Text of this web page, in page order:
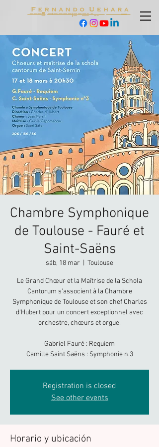
Chambre Symphonique
de Toulouse - Fauré et
Saint-Saëns
sáb, 18 mar Toulouse
Le Grand Chœur et la Maîtrise de la Schola
Cantorum s'associent à la Chambre
Symphonique de Toulouse et son chef Charles
d'Hubert pour un concert exceptionnel avec
orchestre, chœurs et orgue.
Gabriel Fauré : Requiem
Camille Saint Saëns : Symphonie n.3
Registration is closed
See other events
Horario y ubicación